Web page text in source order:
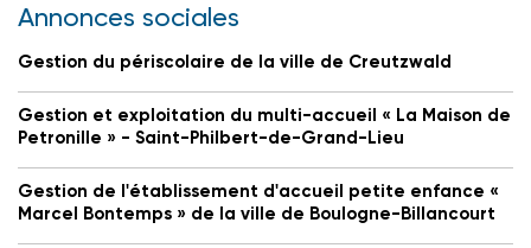
Annonces sociales
Gestion du périscolaire de la ville de Creutzwald
Gestion et exploitation du multi-accueil « La Maison de
Petronille » - Saint-Philbert-de-Grand-Lieu
Gestion de l'établissement d'accueil petite enfance «
Marcel Bontemps » de la ville de Boulogne-Billancourt